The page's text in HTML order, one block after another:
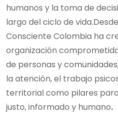
humanos y la toma de
largo del ciclo de vida.
Consciente Colombia ha
organización
de personas y
la atención, el trabajo
territorial como pilares
justo, informado y humano.